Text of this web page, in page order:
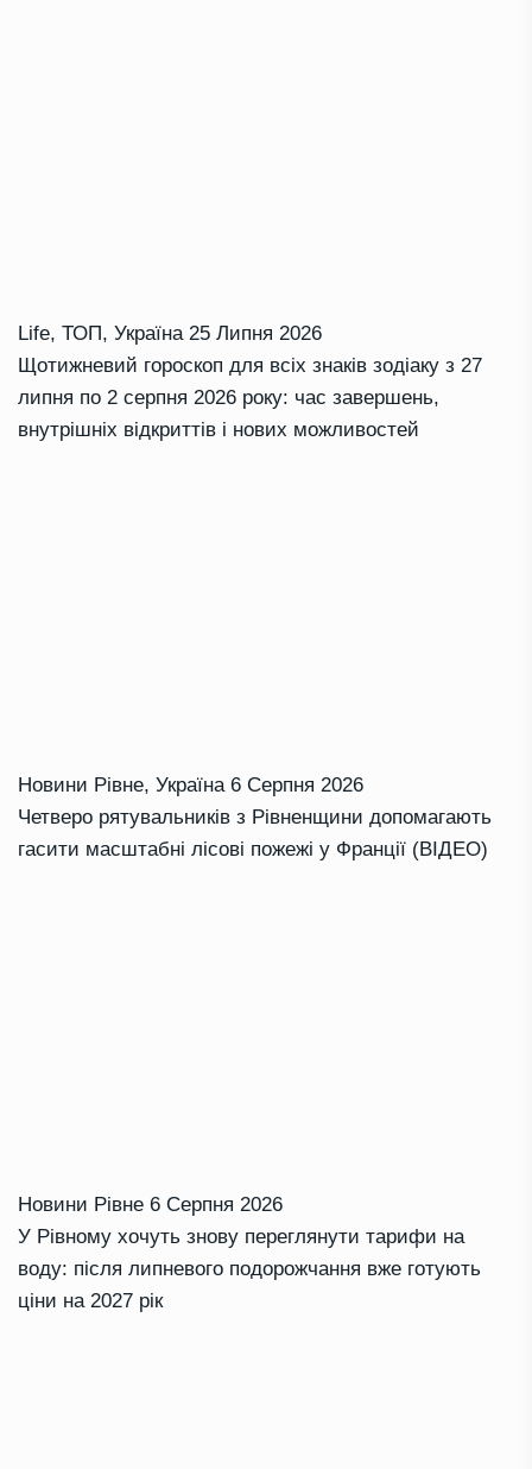
Life, ТОП, Україна 25 Липня 2026
Щотижневий гороскоп для всіх знаків зодіаку з 27
липня по 2 серпня 2026 року: час завершень,
внутрішніх відкриттів і нових можливостей
Новини Рівне, Україна 6 Серпня 2026
Четверо рятувальників з Рівненщини допомагають
гасити масштабні лісові пожежі у Франції (ВІДЕО)
Новини Рівне 6 Серпня 2026
У Рівному хочуть знову переглянути тарифи на
воду: після липневого подорожчання вже готують
ціни на 2027 рік